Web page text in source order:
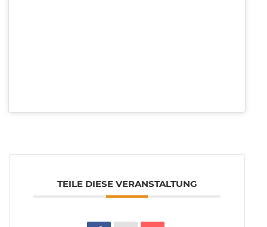
TEILE DIESE VERANSTALTUNG